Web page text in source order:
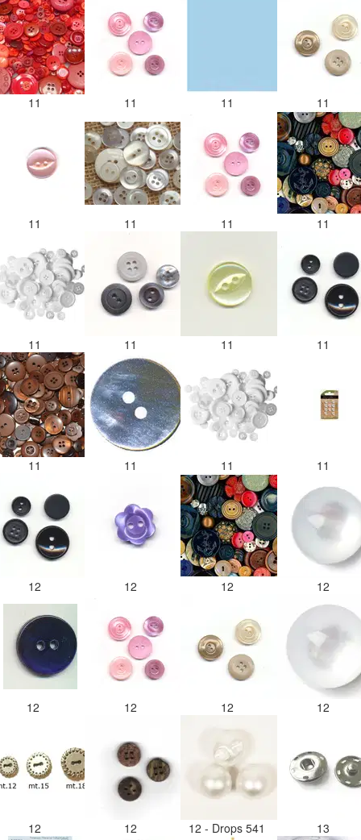
11 11 11 11
11 11 11 11
11 11 11 11
11 11 11 11
12 12 12 12
12 12 12 12
12 12 12 - Drops 541 13